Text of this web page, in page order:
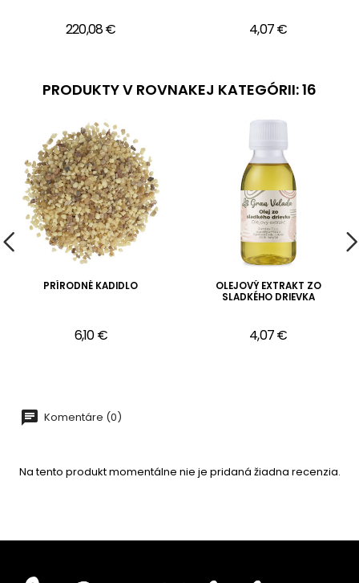
220,08 € 4,07 €
PRODUKTY V ROVNAKEJ KATEGÓRII: 16
PRÍRODNÉ KADIDLO
6,10 €
OLEJOVÝ EXTRAKT ZO
SLADKÉHO DRIEVKA
4,07 €
Komentáre (0)
Na tento produkt momentálne nie je pridaná žiadna recenzia.